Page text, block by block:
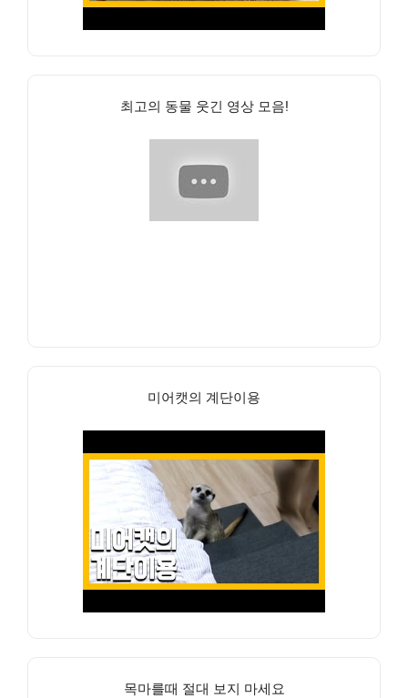
최고의 동물 웃긴 영상 모음!
미어캣의 계단이용
목마를때 절대 보지 마세요